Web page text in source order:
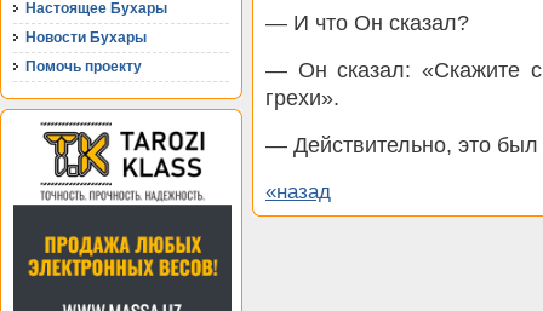
Настоящее Бухары
Новости Бухары
Помочь проекту
— И что Он сказал?
— Он сказал: «Скажите
грехи».
— Действительно, это
«назад